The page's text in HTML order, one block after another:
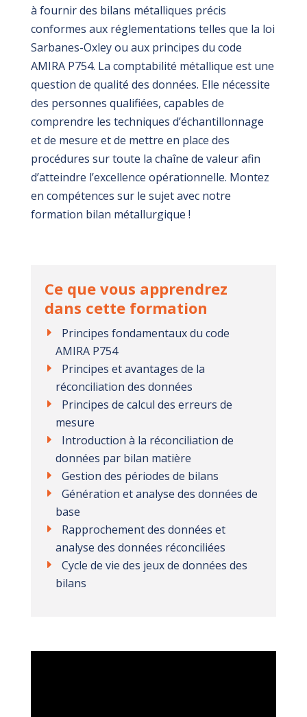
à fournir des bilans métalliques précis
conformes aux réglementations telles que la loi
Sarbanes-Oxley ou aux principes du code
AMIRA P754. La comptabilité métallique est une
question de qualité des données. Elle nécessite
des personnes qualifiées, capables de
comprendre les techniques d’échantillonnage
et de mesure et de mettre en place des
procédures sur toute la chaîne de valeur afin
d’atteindre l’excellence opérationnelle. Montez
en compétences sur le sujet avec notre
formation bilan métallurgique !
Ce que vous apprendrez
dans cette formation
Principes fondamentaux du code
AMIRA P754
Principes et avantages de la
réconciliation des données
Principes de calcul des erreurs de
mesure
Introduction à la réconciliation de
données par bilan matière
Gestion des périodes de bilans
Génération et analyse des données de
base
Rapprochement des données et
analyse des données réconciliées
Cycle de vie des jeux de données des
bilans